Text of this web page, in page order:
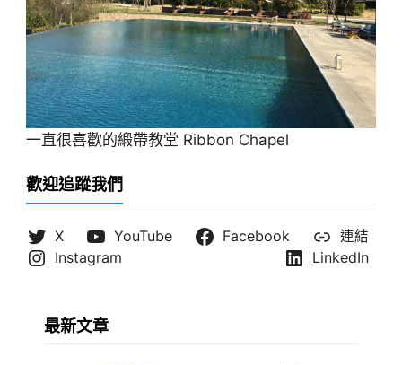
一直很喜歡的緞帶教堂 Ribbon Chapel
歡迎追蹤我們
X YouTube Facebook
連結
Instagram
LinkedIn
最新文章